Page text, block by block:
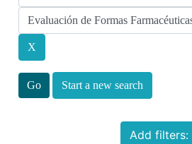
Start a new search
Add filters: